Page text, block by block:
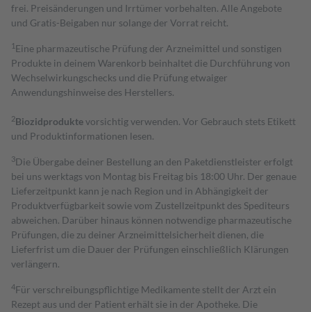
frei. Preisänderungen und Irrtümer vorbehalten. Alle Angebote
und Gratis-Beigaben nur solange der Vorrat reicht.
1 Eine pharmazeutische Prüfung der Arzneimittel und sonstigen
Produkte in deinem Warenkorb beinhaltet die Durchführung von
Wechselwirkungschecks und die Prüfung etwaiger
Anwendungshinweise des Herstellers.
2Biozidproduktevorsichtig verwenden. Vor Gebrauch stets Etikett
und Produktinformationen lesen.
3Die Übergabe deiner Bestellung an den Paketdienstleister erfolgt
bei uns werktags von Montag bis Freitag bis 18:00 Uhr. Der genaue
Lieferzeitpunkt kann je nach Region und in Abhängigkeit der
Produktverfügbarkeit sowie vom Zustellzeitpunkt des Spediteurs
abweichen. Darüber hinaus können notwendige pharmazeutische
Prüfungen, die zu deiner Arzneimittelsicherheit dienen, die
Lieferfrist um die Dauer der Prüfungen einschließlich Klärungen
verlängern.
4Für verschreibungspflichtige Medikamente stellt der Arzt ein
Rezept aus und der Patient erhält sie in der Apotheke. Die